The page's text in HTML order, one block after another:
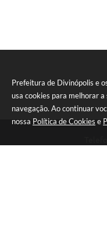
Prefeitura de Divinópolis e
usa cookies para melhorar
navegação. Ao continuar
nossa Política de Cookies e